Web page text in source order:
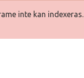
inte kan indexeras.